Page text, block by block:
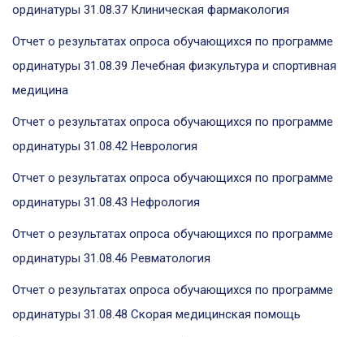
ординатуры 31.08.37 Клиническая фармакология
Отчет о результатах опроса обучающихся по программе
ординатуры 31.08.39 Лечебная физкультура и спортивная
медицина
Отчет о результатах опроса обучающихся по программе
ординатуры 31.08.42 Неврология
Отчет о результатах опроса обучающихся по программе
ординатуры 31.08.43 Нефрология
Отчет о результатах опроса обучающихся по программе
ординатуры 31.08.46 Ревматология
Отчет о результатах опроса обучающихся по программе
ординатуры 31.08.48 Скорая медицинская помощь